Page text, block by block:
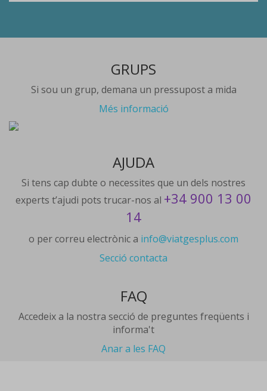
GRUPS
Si sou un grup, demana un pressupost a mida
Més informació
AJUDA
Si tens cap dubte o necessites que un dels nostres
experts t’ajudi pots trucar-nos al +34 900 13 00
14
o per correu electrònic a info@viatgesplus.com
Secció contacta
FAQ
Accedeix a la nostra secció de preguntes freqüents i
informa't
Anar a les FAQ